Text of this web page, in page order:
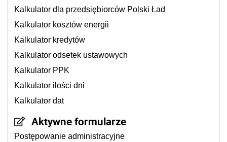
Kalkulator dla przedsiębiorców Polski Ład
Kalkulator kosztów energii
Kalkulator kredytów
Kalkulator odsetek ustawowych
Kalkulator PPK
Kalkulator ilości dni
Kalkulator dat
Aktywne formularze
Postępowanie administracyjne